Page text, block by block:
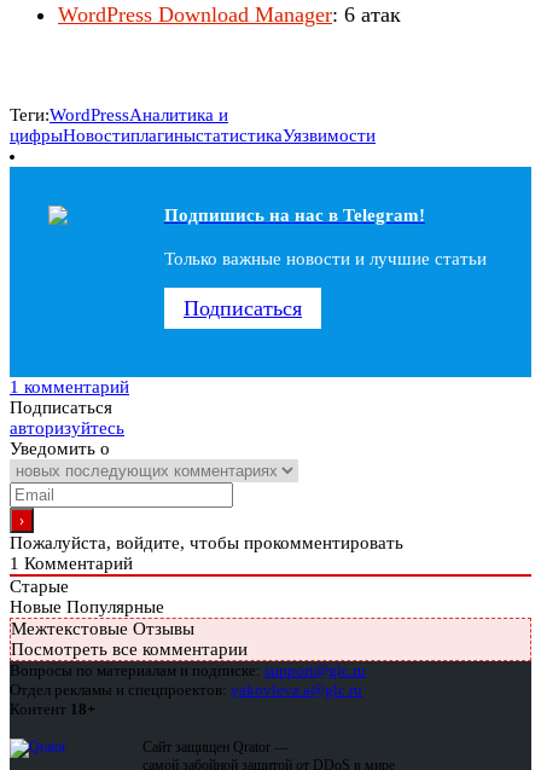
WordPress Download Manager: 6 атак
Теги:WordPressАналитика и
цифрыНовостиплагиныстатистикаУязвимости
Подпишись на наc в Telegram!
Только важные новости и лучшие статьи
Подписаться
1 комментарий
Подписаться
авторизуйтесь
Уведомить о
Пожалуйста, войдите, чтобы прокомментировать
1 Комментарий
Старые
Новые Популярные
Межтекстовые Отзывы
Посмотреть все комментарии
Вопросы по материалам и подписке: support@glc.ru
Отдел рекламы и спецпроектов: yakovleva.a@glc.ru
Контент 18+
Сайт защищен Qrator —
самой забойной защитой от DDoS в мире